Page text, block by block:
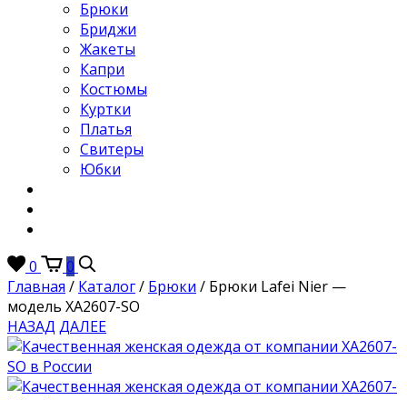
Брюки
Бриджи
Жакеты
Капри
Костюмы
Куртки
Платья
Свитеры
Юбки
0
0
Главная / Каталог/ Брюки / Брюки Lafei Nier —
модель XA2607-SO
НАЗАД ДАЛЕЕ